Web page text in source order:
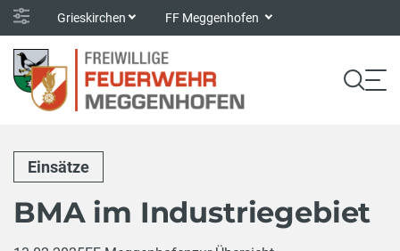
Grieskirchen FF Meggenhofen
Einsätze
BMA im Industriegebiet